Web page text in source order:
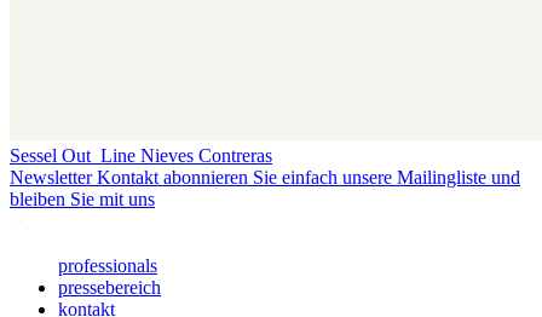
Sessel Out_Line Nieves Contreras
Newsletter Kontakt abonnieren Sie einfach unsere Mailingliste und
bleiben Sie mit uns
professionals
pressebereich
kontakt